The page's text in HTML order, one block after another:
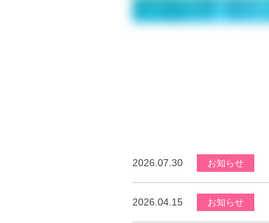
2026.07.30 お知らせ
2026.04.15 お知らせ